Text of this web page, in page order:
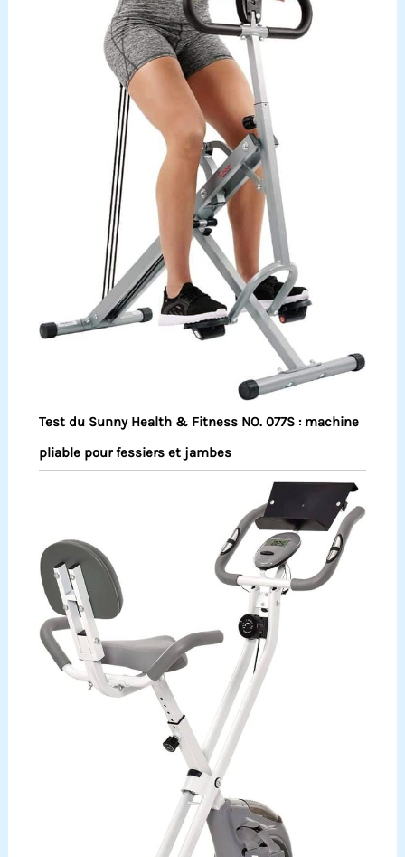
Test du Sunny Health & Fitness NO. 077S : machine
pliable pour fessiers et jambes